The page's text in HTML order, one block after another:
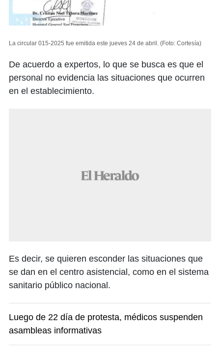
La circular 015-2025 fue emitida este jueves 24 de abril. (Foto: Cortesía)
De acuerdo a expertos, lo que se busca es que el
personal no evidencia las situaciones que ocurren
en el establecimiento.
Es decir, se quieren esconder las situaciones que
se dan en el centro asistencial, como en el sistema
sanitario público nacional.
Luego de 22 día de protesta, médicos suspenden
asambleas informativas